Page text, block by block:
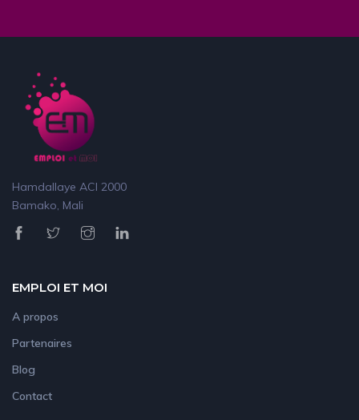
Hamdallaye ACI 2000
Bamako, Mali
EMPLOI ET MOI
A propos
Partenaires
Blog
Contact